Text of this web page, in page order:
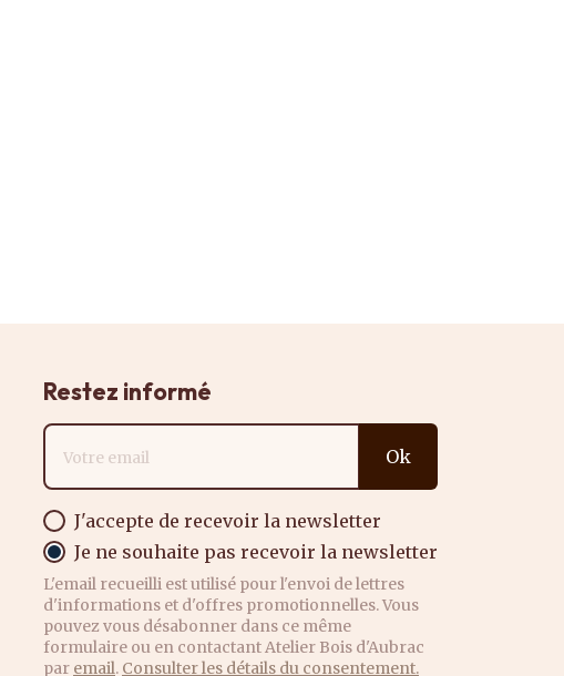
Restez informé
Adresse email
Ok
J'accepte de recevoir la newsletter
Je ne souhaite pas recevoir la newsletter
L'email recueilli est utilisé pour l'envoi de lettres
d'informations et d'offres promotionnelles. Vous
pouvez vous désabonner dans ce même
formulaire ou en contactant Atelier Bois d'Aubrac
par email. Consulter les détails du consentement.